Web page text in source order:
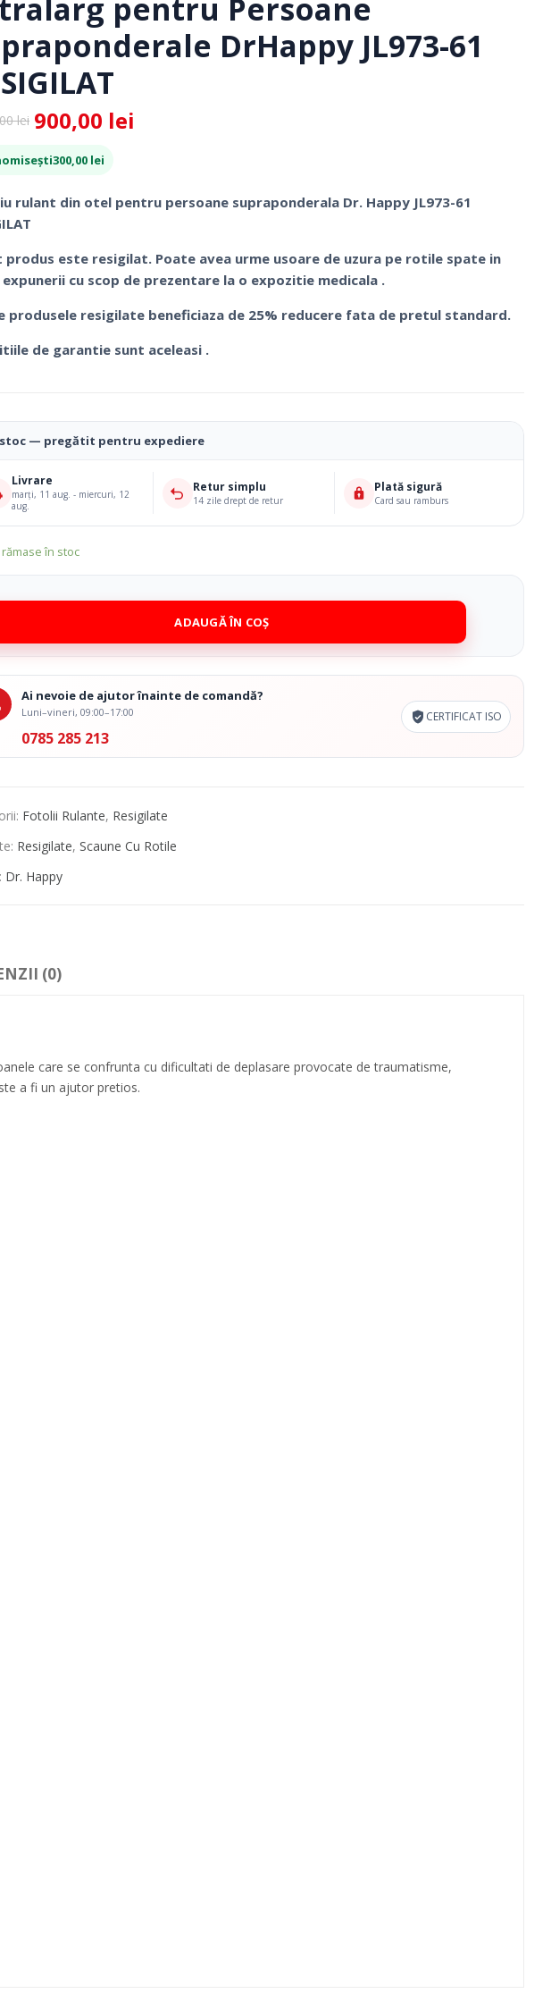
De Baie
Rulante
Dispozitive
Cabinete Medicale
pentru Persoane
DrHappy JL973-61
lei
lei.
900,00 lei
lei.
300,00 lei
rulant din otel pentru persoane supraponderala Dr. Happy JL973-61
produs este resigilat. Poate avea urme usoare de uzura pe rotile spate in
expunerii cu scop de prezentare la o expozitie medicala .
produsele resigilate beneficiaza de 25% reducere fata de pretul standard.
de garantie sunt aceleasi .
— pregătit pentru expediere
Livrare
marți, 11 aug. - miercuri, 12
aug.
Retur simplu
14 zile drept de retur
Plată sigură
Card sau ramburs
rămase în stoc
ADAUGĂ ÎN COȘ
Ai nevoie de ajutor înainte de comandă?
Luni–vineri, 09:00–17:00
0785 285 213
CERTIFICAT ISO
Fotolii Rulante, Resigilate
Resigilate, Scaune Cu Rotile
Dr. Happy
(0)
care se confrunta cu dificultati de deplasare provocate de traumatisme,
a fi un ajutor pretios.